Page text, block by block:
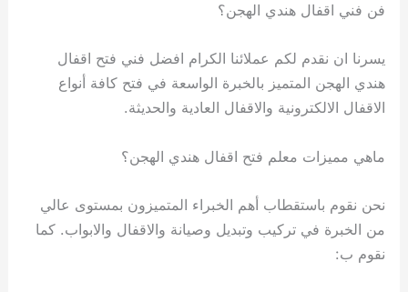
فن فني اقفال هندي الهجن؟
يسرنا ان نقدم لكم عملائنا الكرام افضل فني فتح اقفال
هندي الهجن المتميز بالخبرة الواسعة في فتح كافة أنواع
الاقفال الالكترونية والاقفال العادية والحديثة.
ماهي مميزات معلم فتح اقفال هندي الهجن؟
نحن نقوم باستقطاب أهم الخبراء المتميزون بمستوى عالي
من الخبرة في تركيب وتبديل وصيانة والاقفال والابواب. كما
نقوم ب: